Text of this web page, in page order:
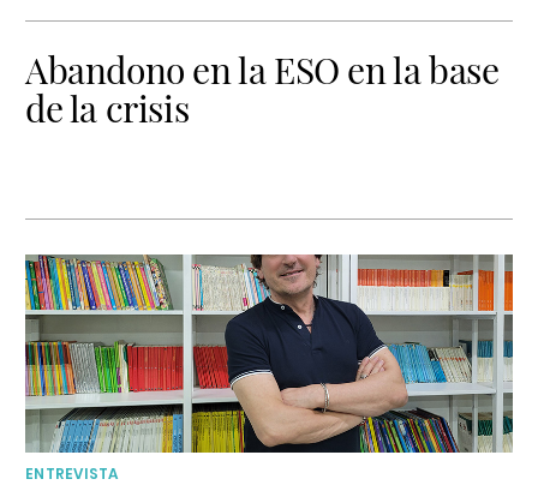
Abandono en la ESO en la base
de la crisis
ENTREVISTA